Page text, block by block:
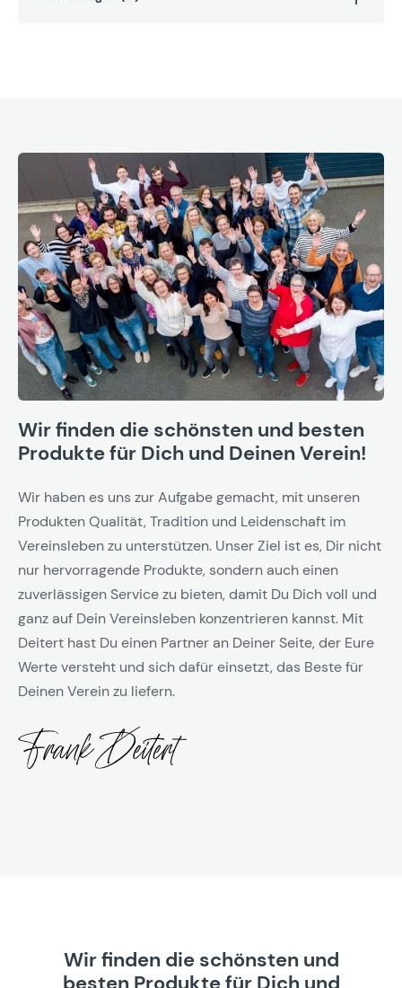
Wir finden die schönsten und besten
Produkte für Dich und Deinen Verein!
Wir haben es uns zur Aufgabe gemacht, mit unseren
Produkten Qualität, Tradition und Leidenschaft im
Vereinsleben zu unterstützen. Unser Ziel ist es, Dir nicht
nur hervorragende Produkte, sondern auch einen
zuverlässigen Service zu bieten, damit Du Dich voll und
ganz auf Dein Vereinsleben konzentrieren kannst. Mit
Deitert hast Du einen Partner an Deiner Seite, der Eure
Werte versteht und sich dafür einsetzt, das Beste für
Deinen Verein zu liefern.
Wir finden die schönsten und